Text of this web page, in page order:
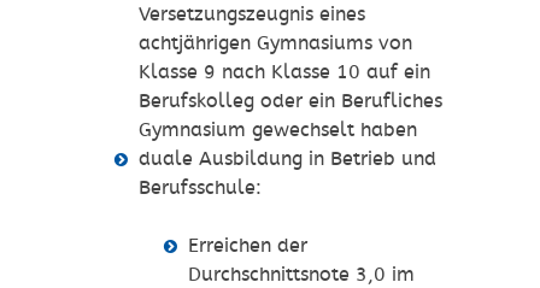
Versetzungszeugnis eines
achtjährigen Gymnasiums von
Klasse 9 nach Klasse 10 auf ein
Berufskolleg oder ein Berufliches
Gymnasium gewechselt haben
duale Ausbildung in Betrieb und
Berufsschule:
Erreichen der
Durchschnittsnote 3,0 im